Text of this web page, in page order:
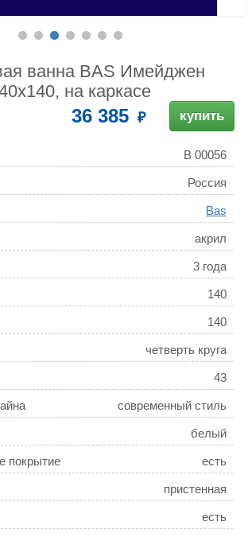
ванна BAS Имейджен
на каркасе
36 385 купить
В 00056
Россия
Bas
акрил
3 года
140
140
четверть круга
43
современный стиль
белый
покрытие есть
пристенная
есть